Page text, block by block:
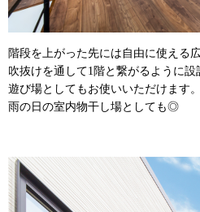
階段を上がった先には自由に使える
吹抜けを通して1階と繋がるように
遊び場としてもお使いいただけます。
雨の日の室内物干し場としても◎